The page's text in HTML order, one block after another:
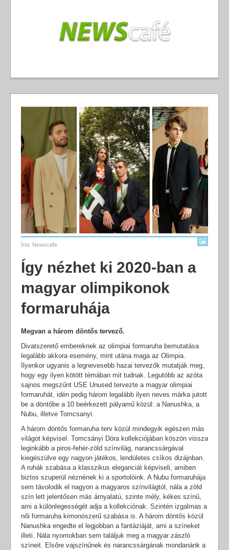
Írta: Newscafe
Így nézhet ki 2020-ban a
magyar olimpikonok
formaruhája
Megvan a három döntős tervező.
Divatszerető embereknek az olimpiai formaruha bemutatása
legalább akkora esemény, mint utána maga az Olimpia.
Ilyenkor ugyanis a legnevesebb hazai tervezők mutatják meg,
hogy egy ilyen kötött témában mit tudnak. Legutóbb az azóta
sajnos megszűnt USE Unused tervezte a magyar olimpiai
formaruhát, idén pedig három legalább ilyen neves márka jutott
be a döntőbe a 10 beérkezett pályamű közül: a Nanushka, a
Nubu, illetve Tomcsanyi.
A három döntős formaruha terv közül mindegyik egészen más
világot képvisel. Tomcsányi Dóra kollekciójában köszön vissza
leginkább a piros-fehér-zöld színvilág, narancssárgával
kiegészülve egy nagyon játékos, lendületes csíkos dizájnban.
A ruhák szabása a klasszikus eleganciát képviseli, amiben
biztos szuperül néznének ki a sportolóink. A Nubu formaruhája
sem távolodik el nagyon a magyaros színvilágtól, nála a zöld
szín lett jelentősen más árnyalatú, szinte mély, kékes színű,
ami a különlegességét adja a kollekciónak. Szintén izgalmas a
női formaruha kimonószerű szabása is. A három döntős közül
Nanushka engedte el legjobban a fantáziáját, ami a színeket
illeti. Nála nyomokban sem találjuk meg a magyar zászló
színeit. Elsőre vajszínűnek és narancssárgának mondanánk a